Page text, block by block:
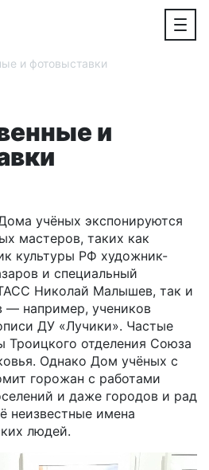
и фотовыставки
и
учёных экспонируются
мастеров, таких как
культуры РФ художник-
и специальный
Николай Малышев, так и
— например, учеников
ДУ «Лучики». Частые
Троицкого отделения Союза
Однако Дом учёных с
горожан с работами
и даже городов и рад
неизвестные имена
людей.